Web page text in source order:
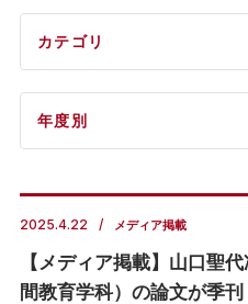
2025.4.22 メディア掲載
【メディア掲載】山口聖
間教育学科）の論文が季
カテゴリ
年度別